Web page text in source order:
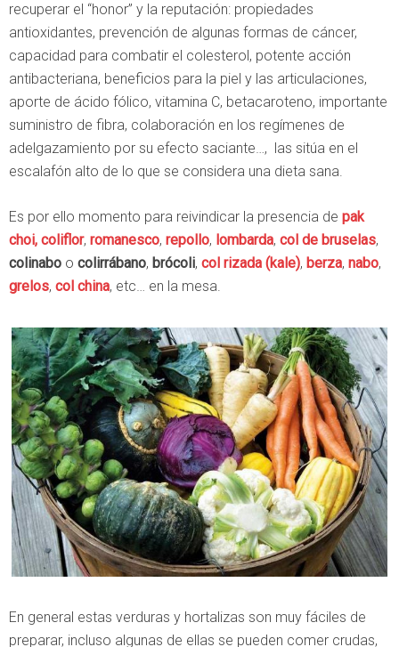
recuperar el “honor” y la reputación: propiedades
antioxidantes, prevención de algunas formas de cáncer,
capacidad para combatir el colesterol, potente acción
antibacteriana, beneficios para la piel y las articulaciones,
aporte de ácido fólico, vitamina C, betacaroteno, importante
suministro de fibra, colaboración en los regímenes de
adelgazamiento por su efecto saciante…, las sitúa en el
escalafón alto de lo que se considera una dieta sana.
Es por ello momento para reivindicar la presencia de pak
choi, coliflor, romanesco, repollo, lombarda, col de bruselas,
colinabo o colirrábano, brócoli, col rizada (kale), berza, nabo,
grelos, col china, etc… en la mesa.
En general estas verduras y hortalizas son muy fáciles de
preparar, incluso algunas de ellas se pueden comer crudas,